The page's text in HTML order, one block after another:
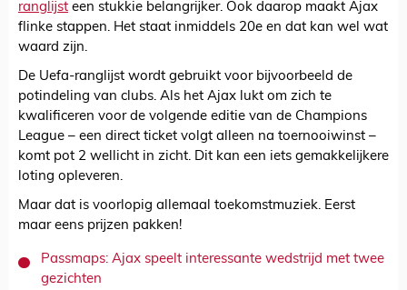
ranglijst een stukkie belangrijker. Ook daarop maakt Ajax
flinke stappen. Het staat inmiddels 20e en dat kan wel wat
waard zijn.
De Uefa-ranglijst wordt gebruikt voor bijvoorbeeld de
potindeling van clubs. Als het Ajax lukt om zich te
kwalificeren voor de volgende editie van de Champions
League – een direct ticket volgt alleen na toernooiwinst –
komt pot 2 wellicht in zicht. Dit kan een iets gemakkelijkere
loting opleveren.
Maar dat is voorlopig allemaal toekomstmuziek. Eerst
maar eens prijzen pakken!
Passmaps: Ajax speelt interessante wedstrijd met twee
gezichten